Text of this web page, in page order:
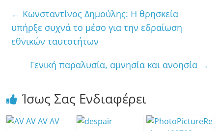
← Κωνσταντίνος Δημούλης: Η θρησκεία
υπήρξε συχνά το μέσο για την εδραίωση
εθνικών ταυτοτήτων
Γενική παραλυσία, αμνησία και ανοησία →
Ίσως Σας Ενδιαφέρει